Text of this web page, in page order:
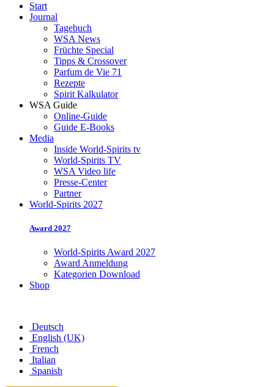
Start
Journal
Tagebuch
WSA News
Früchte Special
Tipps & Crossover
Parfum de Vie 71
Rezepte
Spirit Kalkulator
WSA Guide
Online-Guide
Guide E-Books
Media
Inside World-Spirits tv
World-Spirits TV
WSA Video life
Presse-Center
Partner
World-Spirits 2027
Award 2027
World-Spirits Award 2027
Award Anmeldung
Kategorien Download
Shop
Deutsch
English (UK)
French
Italian
Spanish